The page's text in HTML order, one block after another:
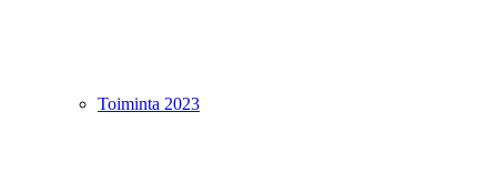
Toiminta 2023